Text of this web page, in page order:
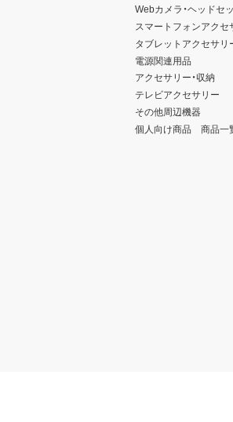
Webカメラ・ヘッドセ
スマートフォンアクセ
タブレットアクセサリ
電源関連用品
アクセサリー・収納
テレビアクセサリー
その他周辺機器
個人向け商品 商品一